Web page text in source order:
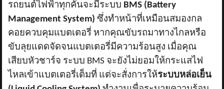
รถยนต์ไฟฟ้าทุกคันจะมีระบบ BMS (Battery
Management System) ซึ่งทำหน้าที่เหมือนสมองกล
คอยควบคุมแบตเตอรี่ หากคุณขับรถมาทางไกลหรือ
ขับลุยแดดจัดจนแบตเตอรี่มีความร้อนสูง เมื่อคุณ
เสียบหัวชาร์จ ระบบ BMS จะยังไม่ยอมให้กระแสไฟ
ไหลเข้าแบตเตอรี่เต็มที่ แต่จะสั่งการให้ระบบหล่อเย็น